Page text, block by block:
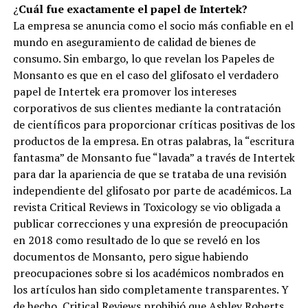
¿Cuál fue exactamente el papel de Intertek?
La empresa se anuncia como el socio más confiable en el
mundo en aseguramiento de calidad de bienes de
consumo. Sin embargo, lo que revelan los Papeles de
Monsanto es que en el caso del glifosato el verdadero
papel de Intertek era promover los intereses
corporativos de sus clientes mediante la contratación
de científicos para proporcionar críticas positivas de los
productos de la empresa. En otras palabras, la “escritura
fantasma” de Monsanto fue “lavada” a través de Intertek
para dar la apariencia de que se trataba de una revisión
independiente del glifosato por parte de académicos. La
revista Critical Reviews in Toxicology se vio obligada a
publicar correcciones y una expresión de preocupación
en 2018 como resultado de lo que se reveló en los
documentos de Monsanto, pero sigue habiendo
preocupaciones sobre si los académicos nombrados en
los artículos han sido completamente transparentes. Y